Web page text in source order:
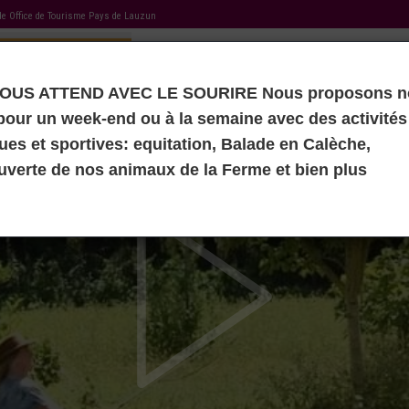
Office de Tourisme Pays de Lauzun
NOS ACTIVITÉS MES RECOMMANDATIONS AGENDA TOURISTIQUE MON
ATTEND AVEC LE SOURIRE Nous proposons
un week-end ou à la semaine avec des activités
et sportives: equitation, Balade en Calèche,
de nos animaux de la Ferme et bien plus